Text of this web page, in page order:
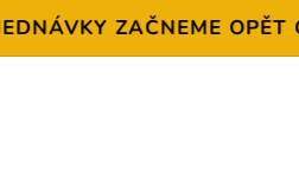
ZAČNEME OPĚT